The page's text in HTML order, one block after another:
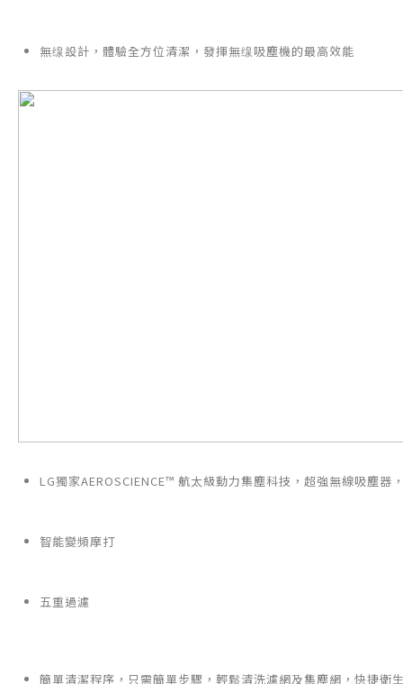
無缐設計，體驗全方位清潔，發揮無缐吸塵機的最高效能
LG獨家AEROSCIENCE™ 航太級動力集塵科技，超強無線吸塵器
智能變頻摩打
五重過濾
簡單清潔程序，只需簡單步驟，輕鬆清洗濾網及集塵網，快捷衛